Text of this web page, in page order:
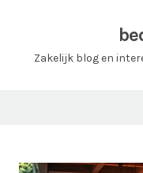
Zakelijk blog en